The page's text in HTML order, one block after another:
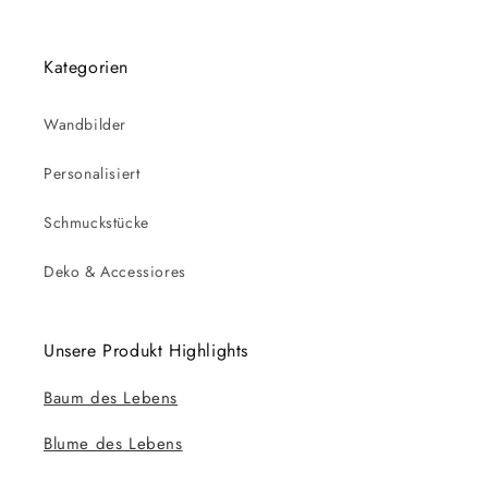
Kategorien
Wandbilder
Personalisiert
Schmuckstücke
Deko & Accessiores
Unsere Produkt Highlights
Baum des Lebens
Blume des Lebens